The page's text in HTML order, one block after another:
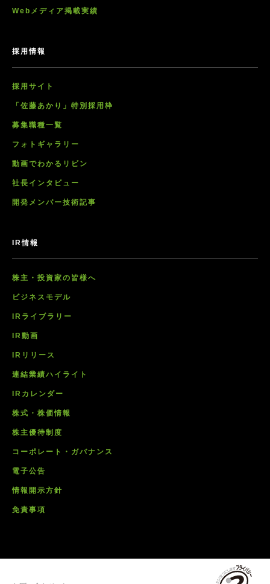
Webメディア掲載実績
採用情報
採用サイト
「佐藤あかり」特別採用枠
募集職種一覧
フォトギャラリー
動画でわかるリビン
社長インタビュー
開発メンバー技術記事
IR情報
株主・投資家の皆様へ
ビジネスモデル
IRライブラリー
IR動画
IRリリース
連結業績ハイライト
IRカレンダー
株式・株価情報
株主優待制度
コーポレート・ガバナンス
電子公告
情報開示方針
免責事項